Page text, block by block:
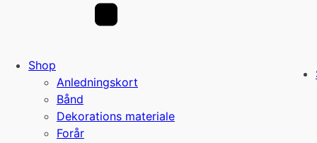
Shop
Anledningskort
Bånd
Dekorations materiale
Forår